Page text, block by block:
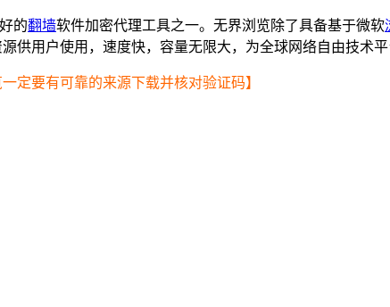
的翻墙软件加密代理工具之一。无界浏览除了具备基于微软
源供用户使用，速度快，容量无限大，为全球网络自由技术平
定要有可靠的来源下载并核对验证码】